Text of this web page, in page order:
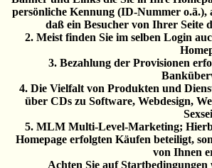
persönliche Kennung (ID-Nummer o.ä.),
daß ein Besucher von Ihrer Seite
2. Meist finden Sie im selben Login
3. Bezahlung der Provisionen
4. Die Vielfalt von Produkten und
über CDs zu Software, Webdesign,
5. MLM Multi-Level-Marketing;
Homepage erfolgten Käufen beteiligt,
von Ihnen
Achten Sie auf